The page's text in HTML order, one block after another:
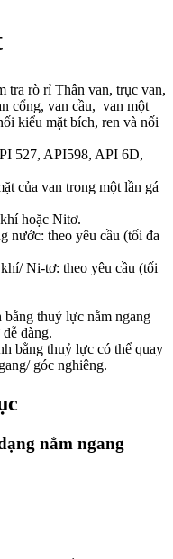
tra rò rỉ Thân van, trục van,
cổng, van cầu, van một
kiểu mặt bích, ren và nối
527, API598, API 6D,
của van trong một lần gá
hoặc Nitơ.
nước: theo yêu cầu (tối đa
Ni-tơ: theo yêu cầu (tối
bằng thuỷ lực nằm ngang
dàng.
bằng thuỷ lực có thể quay
góc nghiêng.
nằm ngang